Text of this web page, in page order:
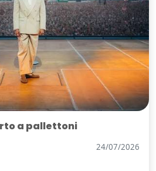
a pallettoni
24/07/2026